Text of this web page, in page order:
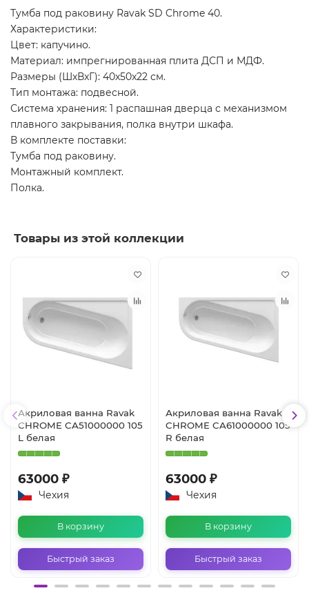
Тумба под раковину Ravak SD Chrome 40.
Характеристики:
Цвет: капучино.
Материал: импрегнированная плита ДСП и МДФ.
Размеры (ШxВxГ): 40x50x22 см.
Тип монтажа: подвесной.
Система хранения: 1 распашная дверца с механизмом
плавного закрывания, полка внутри шкафа.
В комплекте поставки:
Тумба под раковину.
Монтажный комплект.
Полка.
Товары из этой коллекции
Акриловая ванна Ravak
CHROME CA51000000 105
L белая
63000 ₽
Чехия
В корзину
Быстрый заказ
Акриловая ванна Ravak
CHROME CA61000000 105
R белая
63000 ₽
Чехия
В корзину
Быстрый заказ